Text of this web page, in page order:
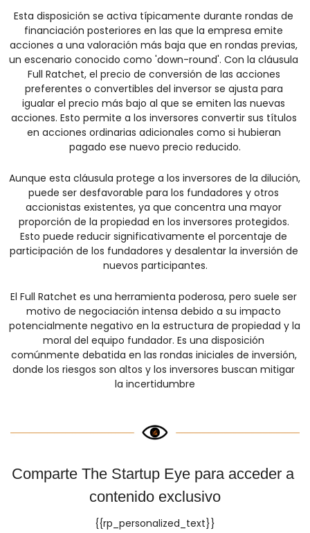
Esta disposición se activa típicamente durante rondas de
financiación posteriores en las que la empresa emite
acciones a una valoración más baja que en rondas previas,
un escenario conocido como 'down-round'. Con la cláusula
Full Ratchet, el precio de conversión de las acciones
preferentes o convertibles del inversor se ajusta para
igualar el precio más bajo al que se emiten las nuevas
acciones. Esto permite a los inversores convertir sus títulos
en acciones ordinarias adicionales como si hubieran
pagado ese nuevo precio reducido.
Aunque esta cláusula protege a los inversores de la dilución,
puede ser desfavorable para los fundadores y otros
accionistas existentes, ya que concentra una mayor
proporción de la propiedad en los inversores protegidos.
Esto puede reducir significativamente el porcentaje de
participación de los fundadores y desalentar la inversión de
nuevos participantes.
El Full Ratchet es una herramienta poderosa, pero suele ser
motivo de negociación intensa debido a su impacto
potencialmente negativo en la estructura de propiedad y la
moral del equipo fundador. Es una disposición
comúnmente debatida en las rondas iniciales de inversión,
donde los riesgos son altos y los inversores buscan mitigar
la incertidumbre
Comparte The Startup Eye para acceder a
contenido exclusivo
{{rp_personalized_text}}